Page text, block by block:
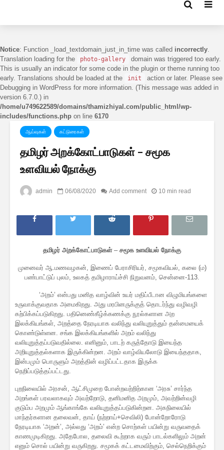
Notice: Function _load_textdomain_just_in_time was called incorrectly.
Translation loading for the
photo-gallery
domain was triggered too early.
This is usually an indicator for some code in the plugin or theme running too
early. Translations should be loaded at the
init
action or later. Please see
Debugging in WordPress for more information. (This message was added in
version 6.7.0.) in
/home/u749622589/domains/thamizhiyal.com/public_html/wp-
includes/functions.php on line 6170
ஆய்வுகள் கட்டுரைகள்
தமிழர் அறக்கோட்பாடுகள் – சமூக
உளவியல் நோக்கு
admin 06/08/2020 Add comment 10 min read
தமிழர் அறக்கோட்பாடுகள்– சமூக உளவியல் நோக்கு
முனைவர் ஆ.மணவழகன், இணைப் பேராசிரியர், சமூகவியல், கலை (ம)
பண்பாட்டுப் புலம், உலகத் தமிழாராய்ச்சி நிறுவனம், சென்னை-113.
‘அறம்’ என்பது மனித வாழ்வின் உயர் மதிப்பீடான விழுமியங்களை
உருவாக்குவதாக அமைகிறது. அது மரபினருக்குத் தொடர்ந்து வழிவழி
கற்பிக்கப்படுகிறது. பதினெண்கீழ்க்கணக்கு நூல்களான அற
இலக்கியங்கள், அறத்தை நேரடியாக வலிந்து வலியுறுத்தும் தன்மையைக்
கொண்டுள்ளன. சங்க இலக்கியங்களில் அறம் வலிந்து
வலியுறுத்தப்படுவதில்லை. எனினும், பாடற் கருத்தோடு இயைந்த
அறியுறுத்தல்களாக இருக்கின்றன. அறம் வாழ்வியலோடு இயைந்ததாக,
இன்பமும் பொருளும் அறத்தின் வழிப்பட்டதாக இருக்க
நெறிப்படுத்தப்பட்டது.
புறநிலையில் அரசன், ஆட்சிமுறை போன்றவற்றிற்கான ‘அரசு’ சார்ந்த
அறங்கள் பரவலாகவும் அவற்றோடு, தனிமனித அறமும், அவற்றின்வழி
குடும்ப அறமும் ஆங்காங்கே வலியுறுத்தப்படுகின்றன. அகநிலையில்
மாந்தர்களான தலைவன், தாய் (நற்றாய்+செவிலி) போன்றோரோடு
நேரடியாக ‘அறன்’, அல்லது ‘அறம்’ என்ற சொற்கள் பயின்று வருவதைக்
காணமுடிகிறது. அதேபோல, தலைவி கூற்றாக வரும் பாடல்களிலும் அறன்
எனும் சொல் பயின்று வருகிறது. சமூகக் கட்டமைவிற்கும், செல்நெறிக்கும்